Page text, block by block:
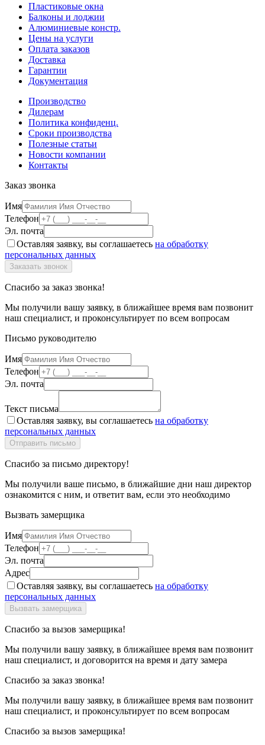
Пластиковые окна
Балконы и лоджии
Алюминиевые констр.
Цены на услуги
Оплата заказов
Доставка
Гарантии
Документация
Производство
Дилерам
Политика конфиденц.
Сроки производства
Полезные статьи
Новости компании
Контакты
Заказ звонка
Имя
Телефон
Эл. почта
Оставляя заявку, вы соглашаетесь на обработку
персональных данных
Спасибо за заказ звонка!
Мы получили вашу заявку, в ближайшее время вам позвонит
наш специалист, и проконсультирует по всем вопросам
Письмо руководителю
Имя
Телефон
Эл. почта
Текст письма
Оставляя заявку, вы соглашаетесь на обработку
персональных данных
Спасибо за письмо директору!
Мы получили ваше письмо, в ближайшие дни наш директор
ознакомится с ним, и ответит вам, если это необходимо
Вызвать замерщика
Имя
Телефон
Эл. почта
Адрес
Оставляя заявку, вы соглашаетесь на обработку
персональных данных
Спасибо за вызов замерщика!
Мы получили вашу заявку, в ближайшее время вам позвонит
наш специалист, и договорится на время и дату замера
Спасибо за заказ звонка!
Мы получили вашу заявку, в ближайшее время вам позвонит
наш специалист, и проконсультирует по всем вопросам
Спасибо за вызов замерщика!